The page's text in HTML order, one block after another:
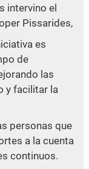
intervino el
Pissarides,
es
de
las
y facilitar la
personas que
a la cuenta
continuos.